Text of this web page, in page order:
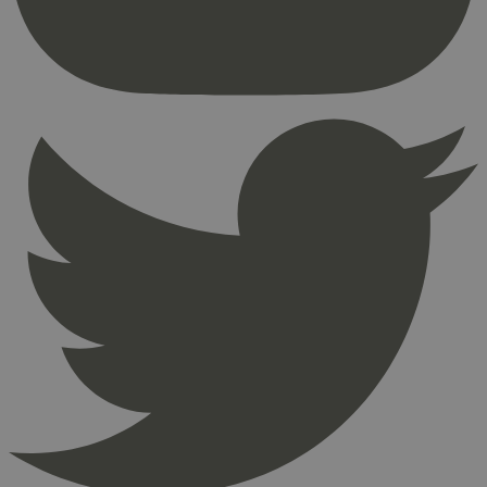
Utløpsdato
Hotjar Ltd
.svanemerket.no
minutter
sekunder
29
minutter
sekunder
pageviewCount
.svanemerket.no
nelapi-product-archive-filters
svanemerket.no
nelapi-last-visited-category